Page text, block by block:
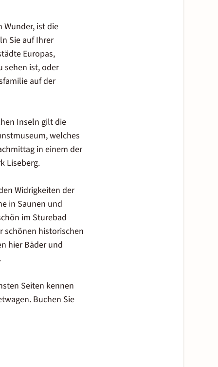
Wunder, ist die
Sie auf Ihrer
Europas,
sehen ist, oder
auf der
Inseln gilt die
welches
in einem der
Liseberg.
Widrigkeiten der
in Saunen und
im Sturebad
schönen historischen
hier Bäder und
Seiten kennen
Buchen Sie